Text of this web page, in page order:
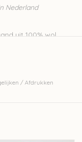
Nederland
uit 100% wol.
bij ons op
/ Afdrukken